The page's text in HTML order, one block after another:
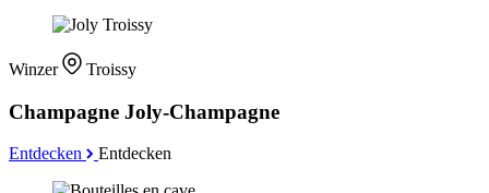
Winzer Troissy
Champagne Joly-Champagne
Entdecken Entdecken